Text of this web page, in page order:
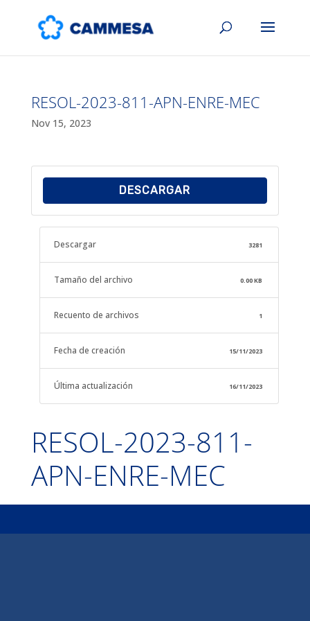
RESOL-2023-811-APN-ENRE-MEC
Nov 15, 2023
DESCARGAR
Descargar 3281
Tamaño del archivo 0.00 KB
Recuento de archivos 1
Fecha de creación 15/11/2023
Última actualización 16/11/2023
RESOL-2023-811-
APN-ENRE-MEC